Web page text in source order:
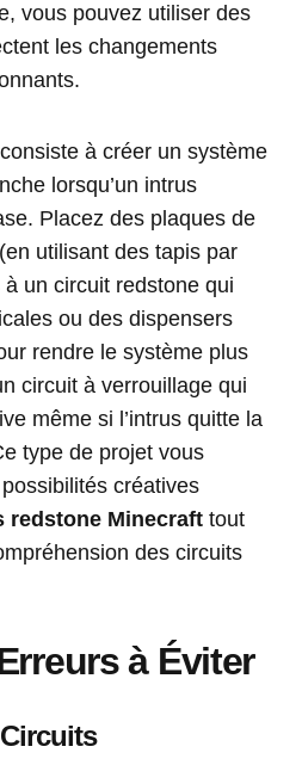
vous pouvez utiliser des
les changements
à créer un système
lorsqu’un intrus
Placez des plaques de
utilisant des tapis par
un circuit redstone qui
ou des dispensers
rendre le système plus
circuit à verrouillage qui
même si l’intrus quitte la
type de projet vous
créatives
redstone Minecraft tout
des circuits
à Éviter